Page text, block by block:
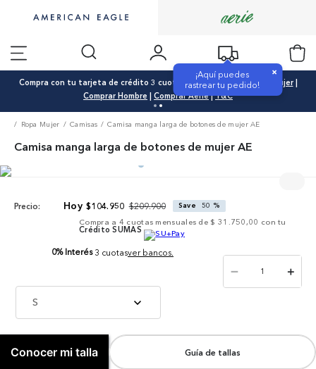
¡Aquí puedes
rastrear tu pedido!
×
Compra con tu tarjeta de crédito 3 cuotas 0% interés |Comprar Mujer|
Comprar Hombre | Comprar Aerie|T&C
Ropa Mujer Camisas Camisa manga larga de botones de mujer AE
Camisa manga larga de botones de mujer AE
Precio: $104. 950 $209.900 Save 50 %
Compra a 4 cuotas mensuales de $ 31.750,00 con tu
Crédito SUMAS
0% Interés 3 cuotasver bancos.
S
＋
－
Conocer mi talla Guía de tallas